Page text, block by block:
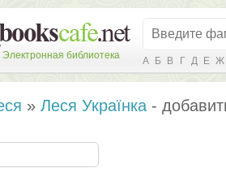
Электронная библиотека А Б В Г Д Е Ж
» Леся Українка -